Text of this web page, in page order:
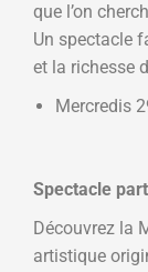
que l’on
Un spectacle
et la richesse
Mercredis
Spectacle
Découvrez la
artistique